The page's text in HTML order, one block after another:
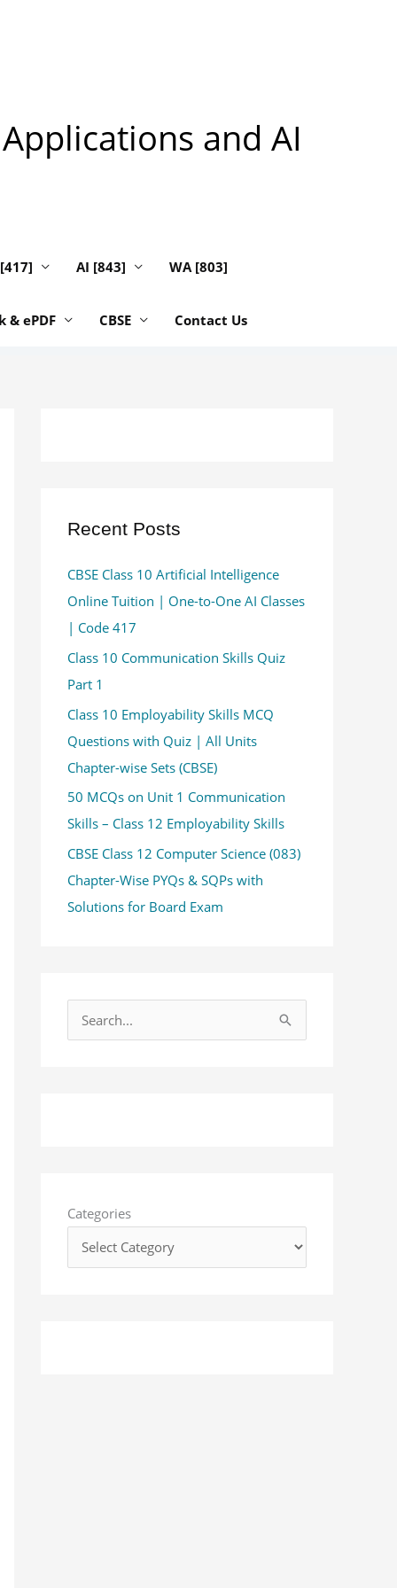
and AI
AI [843] WA [803]
& ePDF CBSE Contact Us
Recent Posts
CBSE Class 10 Artificial Intelligence
Online Tuition | One-to-One AI Classes
| Code 417
Class 10 Communication Skills Quiz
Part 1
Class 10 Employability Skills MCQ
Questions with Quiz | All Units
Chapter-wise Sets (CBSE)
50 MCQs on Unit 1 Communication
Skills – Class 12 Employability Skills
CBSE Class 12 Computer Science (083)
Chapter-Wise PYQs & SQPs with
Solutions for Board Exam
o
:
Categories